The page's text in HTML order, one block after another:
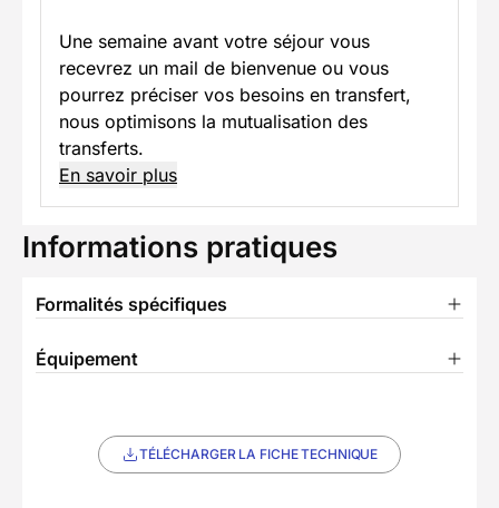
Une semaine avant votre séjour vous
recevrez un mail de bienvenue ou vous
pourrez préciser vos besoins en transfert,
nous optimisons la mutualisation des
transferts.
En savoir plus
Informations pratiques
Formalités spécifiques
Équipement
TÉLÉCHARGER LA FICHE TECHNIQUE